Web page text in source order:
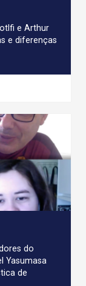
e Arthur
e diferenças
do
Yasumasa
de